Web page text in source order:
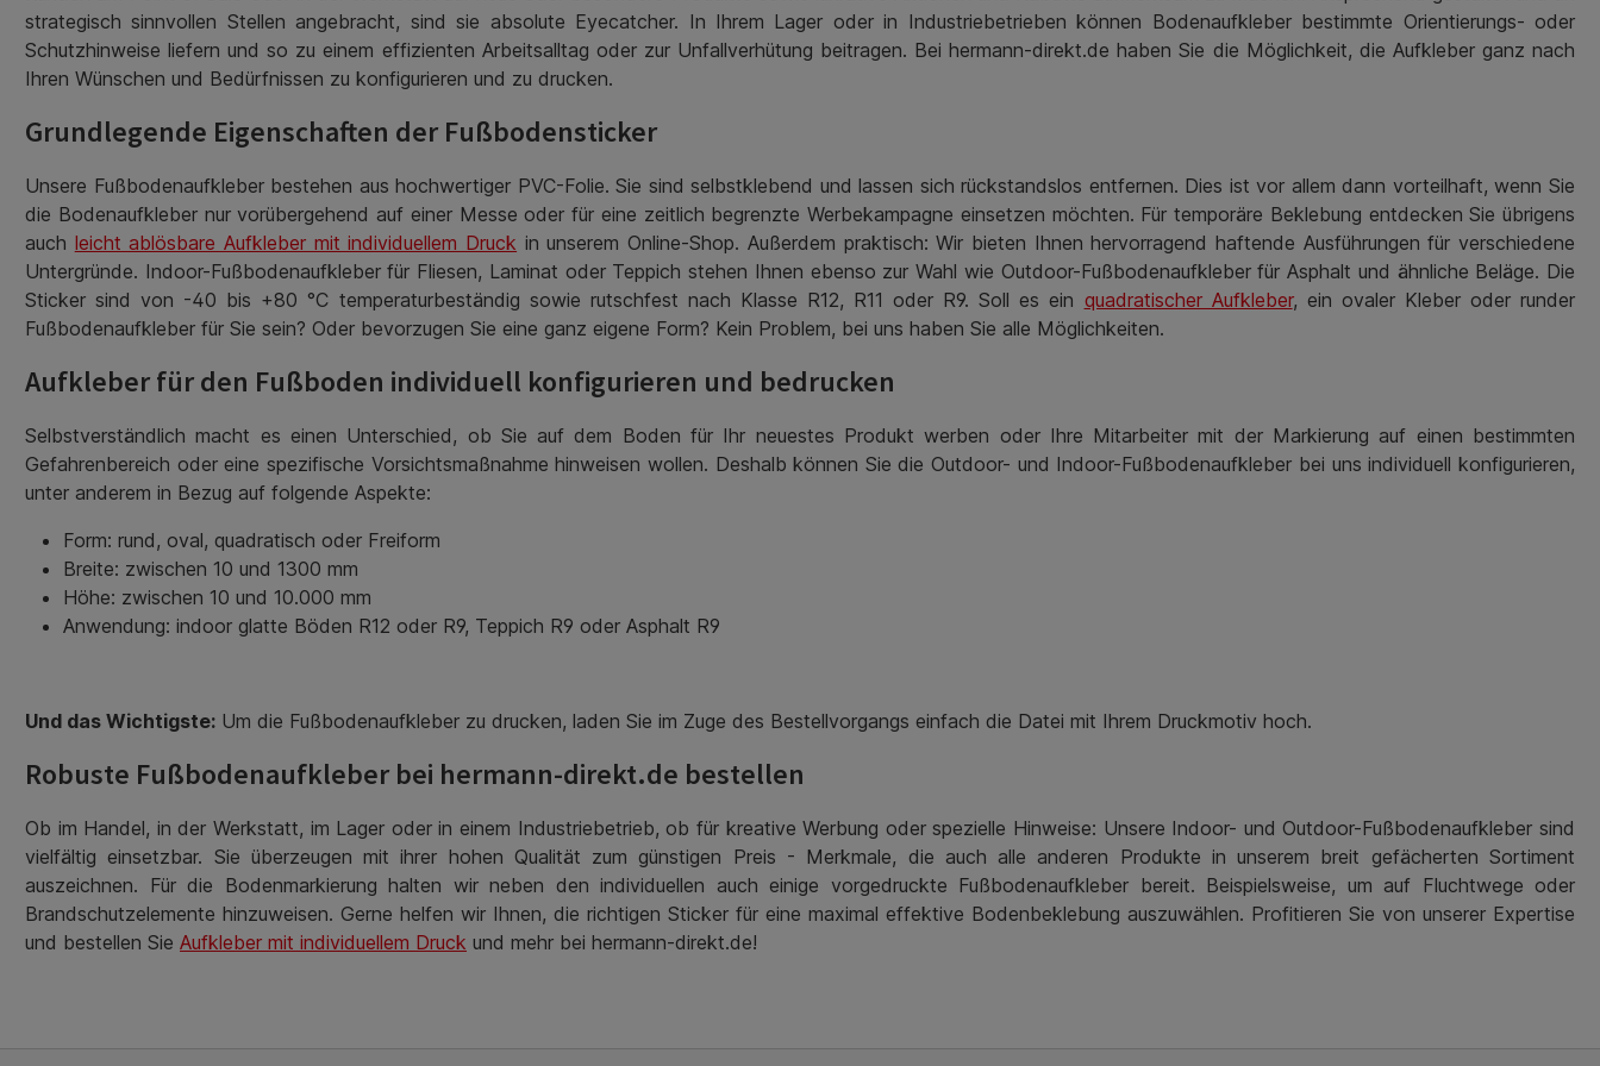
strategisch sinnvollen Stellen angebracht, sind sie absolute Eyecatcher. In Ihrem Lager oder in Industriebetrieben können Bodenaufkleber bestimmte Orientierungs- oder
Schutzhinweise liefern und so zu einem effizienten Arbeitsalltag oder zur Unfallverhütung beitragen. Bei hermann-direkt.de haben Sie die Möglichkeit, die Aufkleber ganz nach
Ihren Wünschen und Bedürfnissen zu konfigurieren und zu drucken.
Grundlegende Eigenschaften der Fußbodensticker
Unsere Fußbodenaufkleber bestehen aus hochwertiger PVC-Folie. Sie sind selbstklebend und lassen sich rückstandslos entfernen. Dies ist vor allem dann vorteilhaft, wenn Sie
die Bodenaufkleber nur vorübergehend auf einer Messe oder für eine zeitlich begrenzte Werbekampagne einsetzen möchten. Für temporäre Beklebung entdecken Sie übrigens
auch leicht ablösbare Aufkleber mit individuellem Druck in unserem Online-Shop. Außerdem praktisch: Wir bieten Ihnen hervorragend haftende Ausführungen für verschiedene
Untergründe. Indoor-Fußbodenaufkleber für Fliesen, Laminat oder Teppich stehen Ihnen ebenso zur Wahl wie Outdoor-Fußbodenaufkleber für Asphalt und ähnliche Beläge. Die
Sticker sind von -40 bis +80 °C temperaturbeständig sowie rutschfest nach Klasse R12, R11 oder R9. Soll es ein quadratischer Aufkleber, ein ovaler Kleber oder runder
Fußbodenaufkleber für Sie sein? Oder bevorzugen Sie eine ganz eigene Form? Kein Problem, bei uns haben Sie alle Möglichkeiten.
Aufkleber für den Fußboden individuell konfigurieren und bedrucken
Selbstverständlich macht es einen Unterschied, ob Sie auf dem Boden für Ihr neuestes Produkt werben oder Ihre Mitarbeiter mit der Markierung auf einen bestimmten
Gefahrenbereich oder eine spezifische Vorsichtsmaßnahme hinweisen wollen. Deshalb können Sie die Outdoor- und Indoor-Fußbodenaufkleber bei uns individuell konfigurieren,
unter anderem in Bezug auf folgende Aspekte:
Form: rund, oval, quadratisch oder Freiform
Breite: zwischen 10 und 1300 mm
Höhe: zwischen 10 und 10.000 mm
Anwendung: indoor glatte Böden R12 oder R9, Teppich R9 oder Asphalt R9
Und das Wichtigste: Um die Fußbodenaufkleber zu drucken, laden Sie im Zuge des Bestellvorgangs einfach die Datei mit Ihrem Druckmotiv hoch.
Robuste Fußbodenaufkleber bei hermann-direkt.de bestellen
Ob im Handel, in der Werkstatt, im Lager oder in einem Industriebetrieb, ob für kreative Werbung oder spezielle Hinweise: Unsere Indoor- und Outdoor-Fußbodenaufkleber sind
vielfältig einsetzbar. Sie überzeugen mit ihrer hohen Qualität zum günstigen Preis - Merkmale, die auch alle anderen Produkte in unserem breit gefächerten Sortiment
auszeichnen. Für die Bodenmarkierung halten wir neben den individuellen auch einige vorgedruckte Fußbodenaufkleber bereit. Beispielsweise, um auf Fluchtwege oder
Brandschutzelemente hinzuweisen. Gerne helfen wir Ihnen, die richtigen Sticker für eine maximal effektive Bodenbeklebung auszuwählen. Profitieren Sie von unserer Expertise
und bestellen Sie Aufkleber mit individuellem Druck und mehr bei hermann-direkt.de!